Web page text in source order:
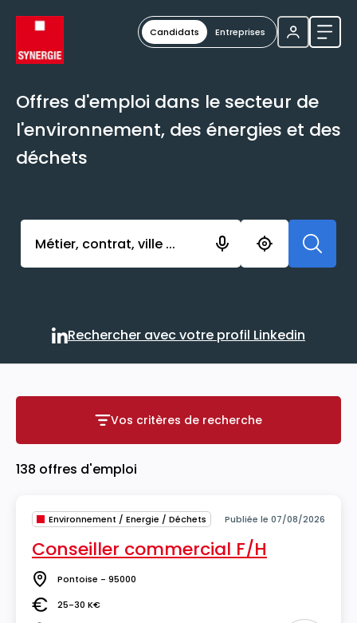
Candidats Entreprises
Offres d'emploi dans le secteur de
l'environnement, des énergies et des
déchets
Activer l’élément pour lancer l’enregistrement.
Rechercher avec votre
Rechercher avec votre profil Linkedin
Vos critères de recherche
Vos critères de recherche
138 offres d'emploi
Environnement / Energie / Déchets Publiée le 07/08/2026
Conseiller commercial F/H
Lieu Pontoise - 95000
Salaire25-30 K€